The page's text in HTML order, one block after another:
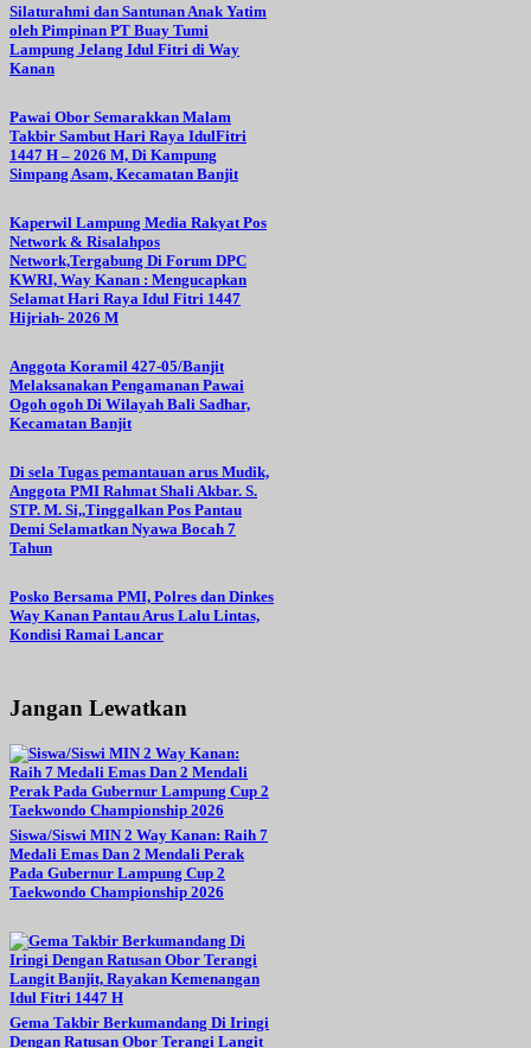
Silaturahmi dan Santunan Anak Yatim
oleh Pimpinan PT Buay Tumi
Lampung Jelang Idul Fitri di Way
Kanan
Pawai Obor Semarakkan Malam
Takbir Sambut Hari Raya IdulFitri
1447 H – 2026 M, Di Kampung
Simpang Asam, Kecamatan Banjit
Kaperwil Lampung Media Rakyat Pos
Network & Risalahpos
Network,Tergabung Di Forum DPC
KWRI, Way Kanan : Mengucapkan
Selamat Hari Raya Idul Fitri 1447
Hijriah- 2026 M
Anggota Koramil 427-05/Banjit
Melaksanakan Pengamanan Pawai
Ogoh ogoh Di Wilayah Bali Sadhar,
Kecamatan Banjit
Di sela Tugas pemantauan arus Mudik,
Anggota PMI Rahmat Shali Akbar. S.
STP. M. Si,,Tinggalkan Pos Pantau
Demi Selamatkan Nyawa Bocah 7
Tahun
Posko Bersama PMI, Polres dan Dinkes
Way Kanan Pantau Arus Lalu Lintas,
Kondisi Ramai Lancar
Jangan Lewatkan
Siswa/Siswi MIN 2 Way Kanan: Raih 7
Medali Emas Dan 2 Mendali Perak
Pada Gubernur Lampung Cup 2
Taekwondo Championship 2026
Gema Takbir Berkumandang Di Iringi
Dengan Ratusan Obor Terangi Langit